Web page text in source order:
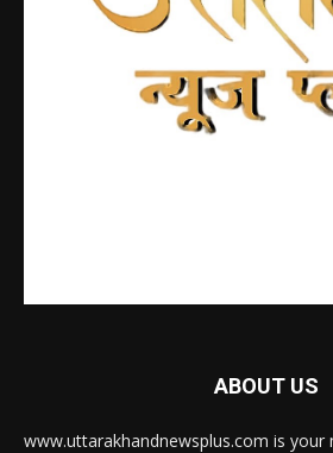
ABOUT US
www.uttarakhandnewsplus.com is your